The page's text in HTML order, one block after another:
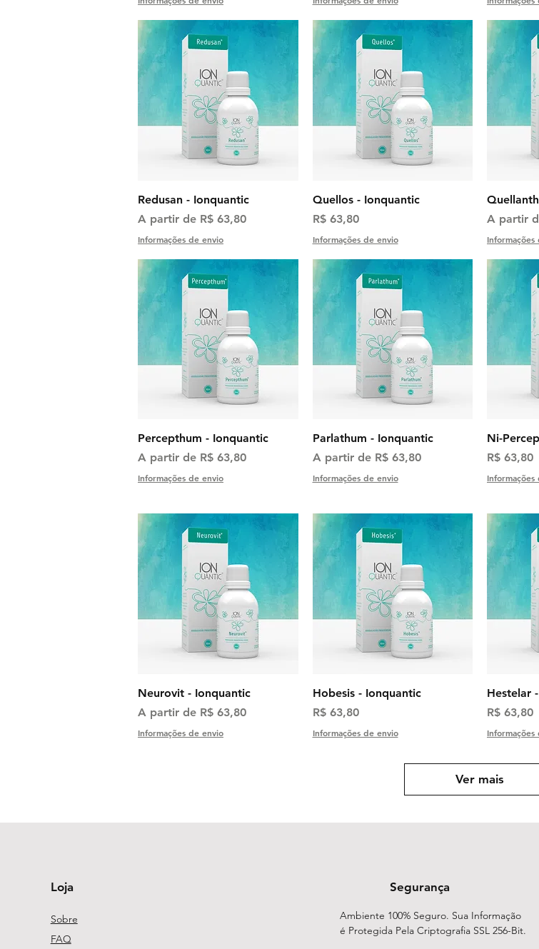
Visualização rápida
Redusan - Ionquantic
A partir de R$ 63,80
Preço promocional
Informações de envio
Visualização rápida
Quellos - Ionquantic
Preço
R$ 63,80
Informações de envio
A partir
Preço
Informações
Visualização rápida
Percepthum - Ionquantic
A partir de R$ 63,80
Preço promocional
Informações de envio
Visualização rápida
Parlathum - Ionquantic
A partir de R$ 63,80
Preço promocional
Informações de envio
Ni-
Preço
R$ 63,80
Informações
Visualização rápida
Neurovit - Ionquantic
A partir de R$ 63,80
Preço promocional
Informações de envio
Visualização rápida
Hobesis - Ionquantic
Preço
R$ 63,80
Informações de envio
Hestelar
Preço
R$ 63,80
Informações
Ver mais
Loja
Sobre
FAQ
Segurança
Ambiente 100% Seguro. Sua Informação
é Protegida Pela Criptografia SSL 256-Bit.